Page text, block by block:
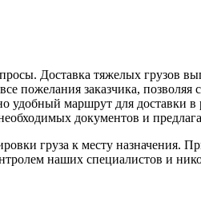
Доставка тяжелых грузов
пожелания заказчика,
маршрут для доставки
документов и
груза к месту назначения.
наших специалистов и